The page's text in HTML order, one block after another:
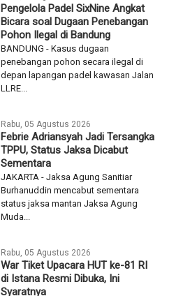
Pengelola Padel SixNine Angkat
Bicara soal Dugaan Penebangan
Pohon Ilegal di Bandung
BANDUNG - Kasus dugaan
penebangan pohon secara ilegal di
depan lapangan padel kawasan Jalan
LLRE...
Rabu, 05 Agustus 2026
Febrie Adriansyah Jadi Tersangka
TPPU, Status Jaksa Dicabut
Sementara
JAKARTA - Jaksa Agung Sanitiar
Burhanuddin mencabut sementara
status jaksa mantan Jaksa Agung
Muda...
Rabu, 05 Agustus 2026
War Tiket Upacara HUT ke-81 RI
di Istana Resmi Dibuka, Ini
Syaratnya